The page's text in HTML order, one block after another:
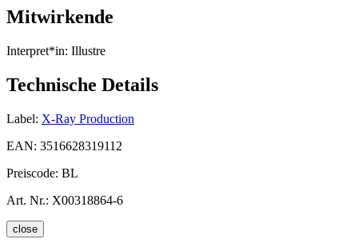
Mitwirkende
Interpret*in: Illustre
Technische Details
Label: X-Ray Production
EAN: 3516628319112
Preiscode: BL
Art. Nr.: X00318864-6
close